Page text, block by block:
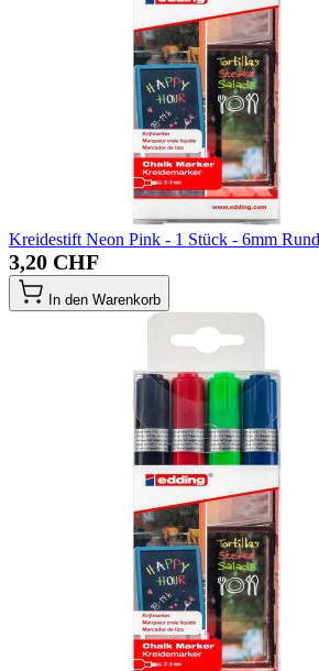
Kreidestift Neon Pink - 1 Stück - 6mm
3,20 CHF
In den Warenkorb